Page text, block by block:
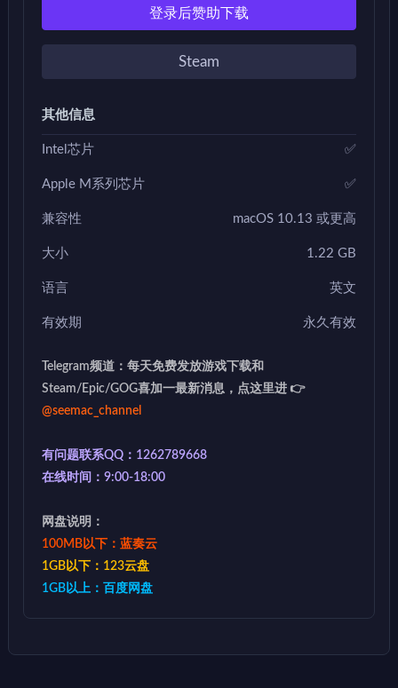
登录后赞助下载
Steam
其他信息
Intel芯片 ✅
Apple M系列芯片 ✅
兼容性 macOS 10.13 或更高
大小 1.22 GB
语言 英文
有效期 永久有效
Telegram频道：每天免费发放游戏下载和
Steam/Epic/GOG喜加一最新消息，点这里进 👉
@seemac_channel
有问题联系QQ：1262789668
在线时间：9:00-18:00
网盘说明：
100MB以下：蓝奏云
1GB以下：123云盘
1GB以上：百度网盘